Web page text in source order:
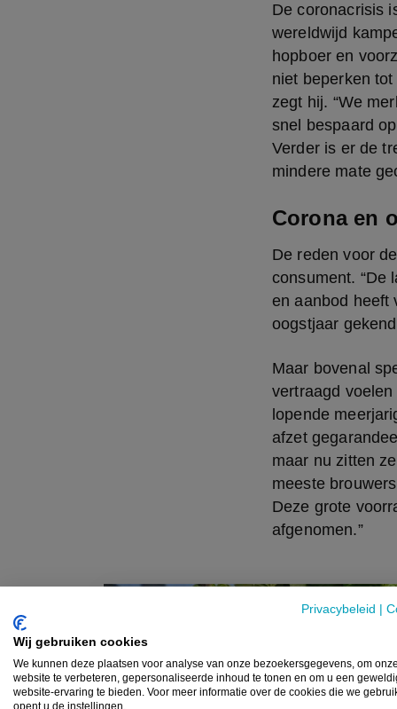
Privacybeleid
Wij gebruiken cookies
We kunnen deze plaatsen voor analyse van onze bezoekersgegevens, om onze
website te verbeteren, gepersonaliseerde inhoud te tonen en om u een
website-ervaring te bieden. Voor meer informatie over de cookies die we
opent u de instellingen.
De coronacrisis
wereldwijd
hopboer en
niet beperken
zegt hij. “We
snel bespaard
Verder is er de
mindere mate
Corona en
De reden voor
consument. “De
en aanbod heeft
oogstjaar
Maar bovenal
vertraagd
lopende
afzet
maar nu zitten
meeste
Deze grote
afgenomen.”